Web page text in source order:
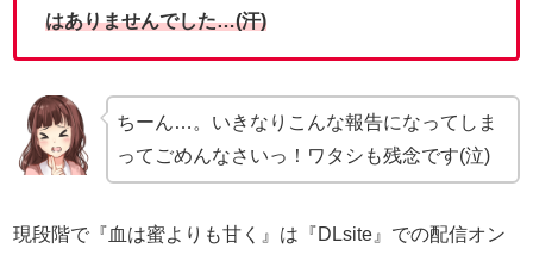
はありませんでした…(汗)
ちーん…。いきなりこんな報告になってしま
ってごめんなさいっ！ワタシも残念です(泣)
現段階で『血は蜜よりも甘く』は『DLsite』での配信オン